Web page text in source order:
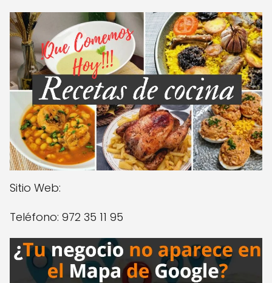
Sitio Web:
Teléfono: 972 35 11 95